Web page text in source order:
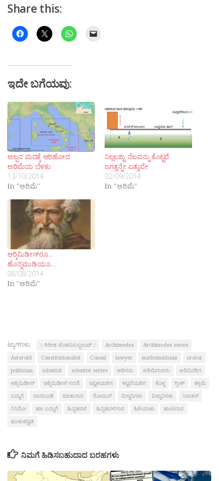
Share this:
ಇದೇ ಬಗೆಯವು:
ಅಲ್ಪನ ಮದಕ್ಕೆ ಆರಿಹೋದ
ಅರಿಮೆಯ ಬೆಳಕು
13/10/2014
In "ಅರಿಮೆ"
ನಿಲ್ಲಲಶ್ಟು ನೆಲವನ್ನು ಕೊಟ್ಟರೆ
ಜಗತ್ತನ್ನೇ ಎತ್ತುವೇ
02/09/2014
In "ಅರಿಮೆ"
ಆರ‍್ಕಿಮಿಡೀಸ್‍ರೂ…
ಹೊನ್ನಮುಡಿಯೂ…
08/08/2014
In "ಅರಿಮೆ"
ಟ್ಯಾಗ್‌ಗಳು: :: ಗಿರೀಶ ವೆಂಕಟಸುಬ್ಬರಾವ್ :: Archimedes
Archimedes series
Asteroid
Constitutionalist Consul lawyer mathematician
orator
politician
scientist scientist series ಅರಿಗರು ಅರಿಮೆಗಾರರು
ಅರಿವಿನರಿಗ
ಆರ‍್ಕಿಮಿಡೀಸ್‍
ಆರ‍್ಕಿಮಿಡೀಸ್ ಸರಣಿ ಇಟ್ಟಳಯರಿಗ ಕಟ್ಟಲೆಯರಿಗ ಕೊಳ್ಳ ಗ್ರೀಕ್
ತಕ್ಕಮೆ
ಬದ್ದುಗೆ
ಬಾನಬಂಡೆ ಮಾತುಗಾರ ರೋಮನ್ ವಿಗ್ನಾನಿಗಳು ವಿಜ್ನಾನಿಗಳು
ಸಿರಾಕಸ್‌
ಸಿಸಿರೋ
ಹಲ ಬದ್ದುಗೆ ಹಿನ್ನಡವಳಿ ಹಿನ್ನಡವಳಿಗಾರ ಹಿರಿಯಾಳು
ಹೂಟಗಾರ
ಹೂಳುಕಟ್ಟಡ
ನಿಮಗೆ ಹಿಡಿಸಬಹುದಾದ ಬರಹಗಳು